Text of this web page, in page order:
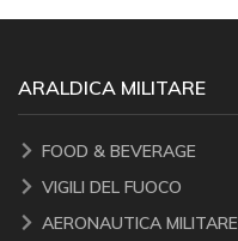
ARALDICA MILITARE
FOOD & BEVERAGE
VIGILI DEL FUOCO
AERONAUTICA MILITARE